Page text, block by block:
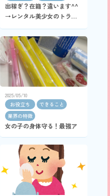
出稼ぎ？在籍？違います^^
→レンタル美少女のトラベ
2025/05/10
お役立ち
できること
業界の特徴
女の子の身体守る！最強ア
イテム完備で安心お仕事♡